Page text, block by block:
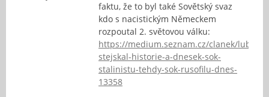
Kontakt
faktu, že to byl také Sovětský svaz
kdo s nacistickým Německem
rozpoutal 2. světovou válku:
https://medium.seznam.cz/clanek/
stejskal-historie-a-dnesek-sok-
stalinistu-tehdy-sok-rusofilu-dnes-
13358